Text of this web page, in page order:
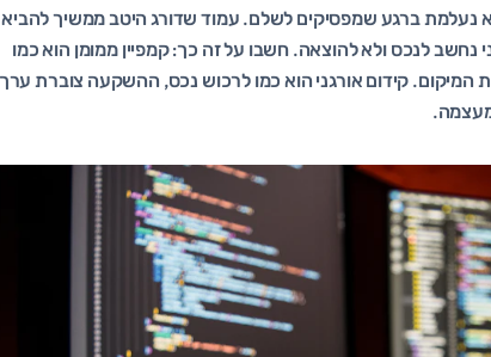
נעלמת ברגע שמפסיקים לשלם. עמוד שדורג היטב ממשיך להביא
נחשב לנכס ולא להוצאה. חשבו על זה כך: קמפיין ממומן הוא כמו
קידום אורגני הוא כמו לרכוש נכס, ההשקעה צוברת ערך